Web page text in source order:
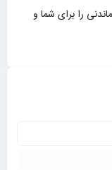
را برای شما و